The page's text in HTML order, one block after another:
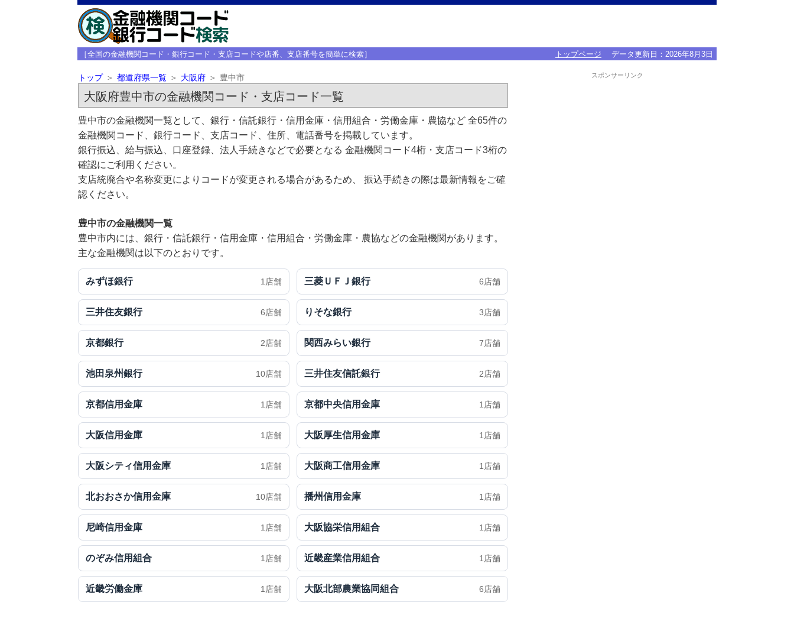
［全国の金融機関コード・銀行コード・支店コードや店番、支店番号を簡単に検索］ トップページ データ更新日： 2026年8月3日
トップ 都道府県一覧 大阪府 豊中市
大阪府豊中市の金融機関コード・支店コード一覧
豊中市の金融機関一覧として、銀行・信託銀行・信用金庫・信用組合・労働金庫・農協など 全65件の
金融機関コード、銀行コード、支店コード、住所、電話番号を掲載しています。
銀行振込、給与振込、口座登録、法人手続きなどで必要となる 金融機関コード4桁・支店コード3桁の
確認にご利用ください。
支店統廃合や名称変更によりコードが変更される場合があるため、 振込手続きの際は最新情報をご確
認ください。
豊中市の金融機関一覧
豊中市内には、銀行・信託銀行・信用金庫・信用組合・労働金庫・農協などの金融機関があります。
主な金融機関は以下のとおりです。
みずほ銀行 1店舗 三菱ＵＦＪ銀行 6店舗
三井住友銀行 6店舗 りそな銀行 3店舗
京都銀行 2店舗 関西みらい銀行 7店舗
池田泉州銀行 10店舗 三井住友信託銀行 2店舗
京都信用金庫 1店舗 京都中央信用金庫 1店舗
大阪信用金庫 1店舗 大阪厚生信用金庫 1店舗
大阪シティ信用金庫 1店舗 大阪商工信用金庫 1店舗
北おおさか信用金庫 10店舗 播州信用金庫 1店舗
尼崎信用金庫 1店舗 大阪協栄信用組合 1店舗
のぞみ信用組合 1店舗 近畿産業信用組合 1店舗
近畿労働金庫 1店舗 大阪北部農業協同組合 6店舗
スポンサーリンク